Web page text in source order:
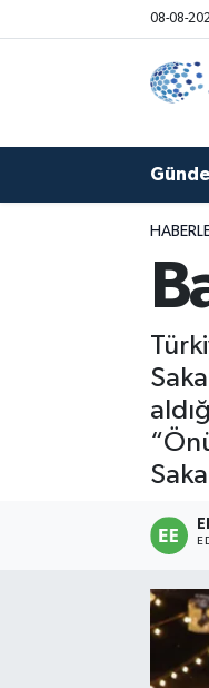
08-08-
Hava Durumu
Son Dakika
Haber Arşivi